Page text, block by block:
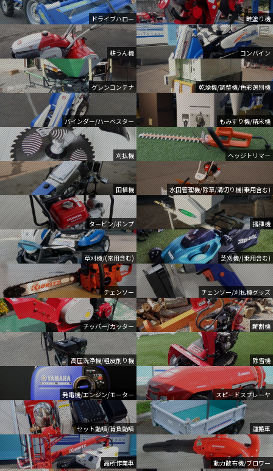
ドライブハロー 畦塗り機
耕うん機 コンバイン
グレンコンテナ 乾燥機/調整機/色彩選別機
バインダー/ハーベスター もみすり機/精米機
刈払機 ヘッジトリマー
田植機 水田管理機/除草/溝切り機(乗用含む)
タービン/ポンプ 播種機
草刈機/(常用含む) 芝刈機/(乗用含む)
チェンソー チェンソー/刈払機グッズ
チッパー/カッター 薪割機
高圧洗浄機/粗皮削り機 除雪機
発電機/エンジン/モーター スピードスプレーヤ
セット動噴/背負動噴 運搬車
高所作業車 動力散布機/ブロワー